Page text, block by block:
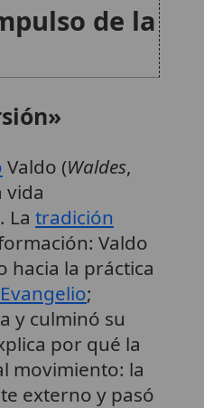
de la
Valdo (Waldes,
vida
La tradición
Valdo
hacia la práctica
Evangelio;
y culminó su
por qué la
movimiento: la
externo y pasó